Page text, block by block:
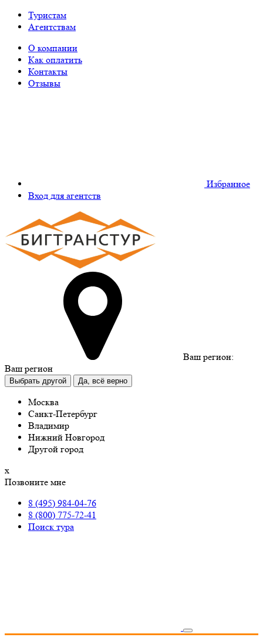
Туристам
Агентствам
О компании
Как оплатить
Контакты
Отзывы
Избранное
Вход для агентств
Ваш регион:
Ваш регион
Выбрать другой Да, всё верно
Москва
Санкт-Петербург
Владимир
Нижний Новгород
Другой город
х
Позвоните мне
8 (495) 984-04-76
8 (800) 775-72-41
Поиск тура